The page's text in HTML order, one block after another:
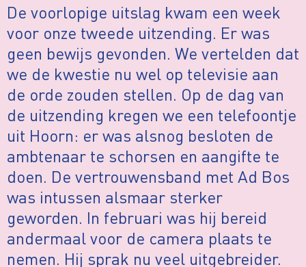
De voorlopige uitslag kwam een week
voor onze tweede uitzending. Er was
geen bewijs gevonden. We vertelden dat
we de kwestie nu wel op televisie aan
de orde zouden stellen. Op de dag van
de uitzending kregen we een telefoontje
uit Hoorn: er was alsnog besloten de
ambtenaar te schorsen en aangifte te
doen. De vertrouwensband met Ad Bos
was intussen alsmaar sterker
geworden. In februari was hij bereid
andermaal voor de camera plaats te
nemen. Hij sprak nu veel uitgebreider.